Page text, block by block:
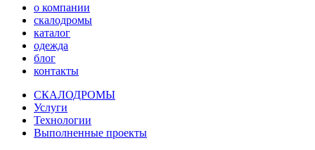
о компании
скалодромы
каталог
одежда
блог
контакты
СКАЛОДРОМЫ
Услуги
Технологии
Выполненные проекты